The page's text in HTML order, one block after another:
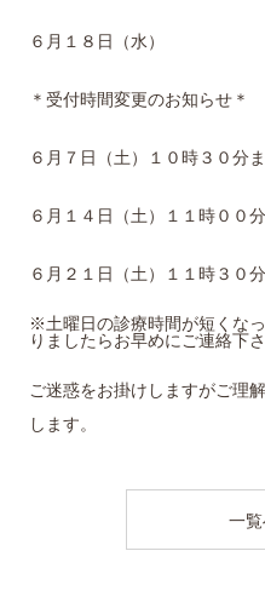
６月１８日（水）
＊受付時間変更のお知らせ＊
６月７日（土）１０時３０分
６月１４日（土）１１時００
６月２１日（土）１１時３０
※土曜日の診療時間が短くな
りましたらお早めにご連絡下さ
ご迷惑をお掛けしますがご理
します。
一